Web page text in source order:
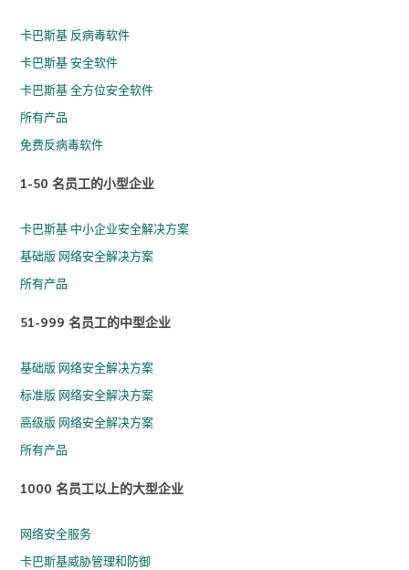
卡巴斯基 反病毒软件
卡巴斯基 安全软件
卡巴斯基 全方位安全软件
所有产品
免费反病毒软件
1-50 名员工的小型企业
卡巴斯基 中小企业安全解决方案
基础版 网络安全解决方案
所有产品
51-999 名员工的中型企业
基础版 网络安全解决方案
标准版 网络安全解决方案
高级版 网络安全解决方案
所有产品
1000 名员工以上的大型企业
网络安全服务
卡巴斯基威胁管理和防御